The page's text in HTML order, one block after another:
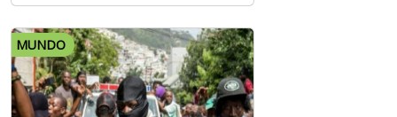
MUNDO